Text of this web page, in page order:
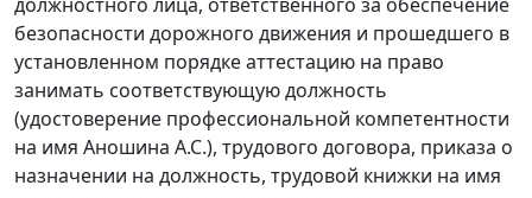
должностного лица, ответственного за обеспечение
безопасности дорожного движения и прошедшего в
установленном порядке аттестацию на право
занимать соответствующую должность
(удостоверение профессиональной компетентности
на имя Аношина А.С.), трудового договора, приказа о
назначении на должность, трудовой книжки на имя